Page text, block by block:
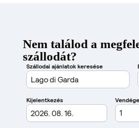
Nem találod a
szállodát?